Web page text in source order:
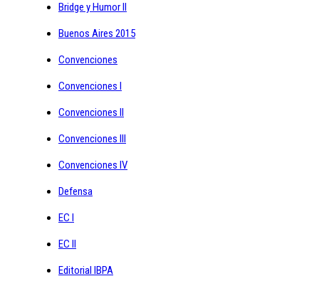
Bridge y Humor II
Buenos Aires 2015
Convenciones
Convenciones I
Convenciones II
Convenciones III
Convenciones IV
Defensa
EC I
EC II
Editorial IBPA